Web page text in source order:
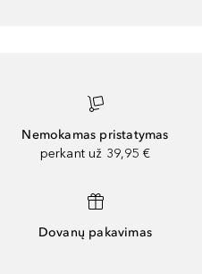
Nemokamas pristatymas
perkant už 39,95 €
Dovanų pakavimas